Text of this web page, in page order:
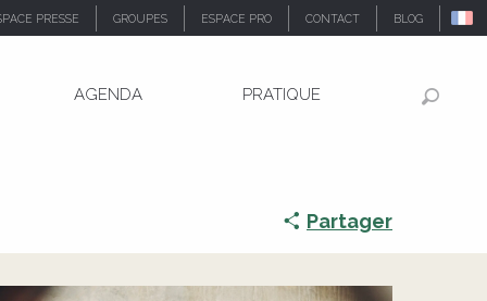
PRESSE GROUPES ESPACE PRO CONTACT BLOG
AGENDA PRATIQUE
Partager